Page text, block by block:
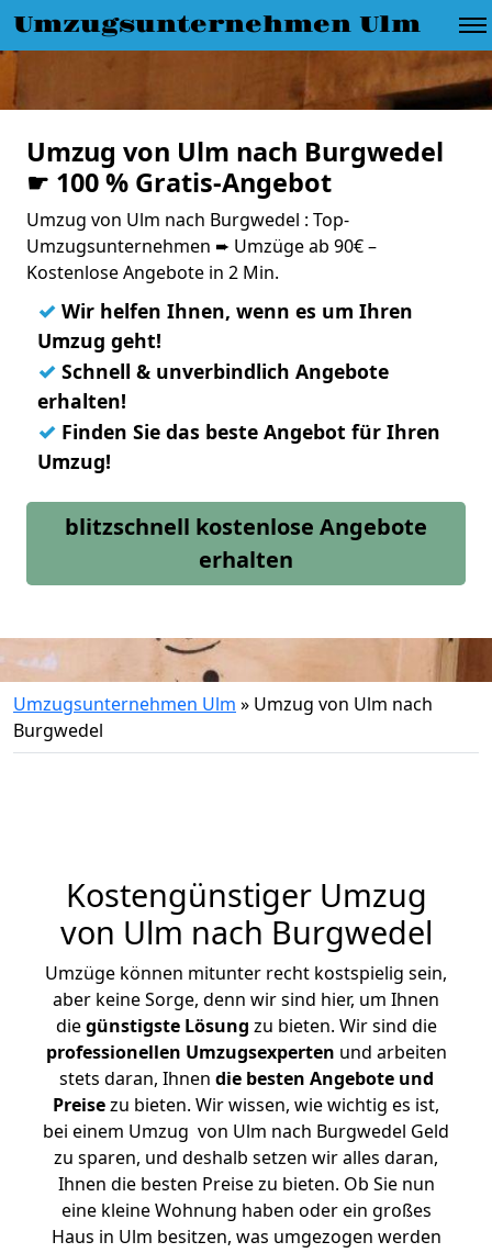
Umzugsunternehmen Ulm
Umzug von Ulm nach Burgwedel
☛ 100 % Gratis-Angebot
Umzug von Ulm nach Burgwedel : Top-
Umzugsunternehmen ➨ Umzüge ab 90€ –
Kostenlose Angebote in 2 Min.
✓ Wir helfen Ihnen, wenn es um Ihren
Umzug geht!
✓ Schnell & unverbindlich Angebote
erhalten!
✓ Finden Sie das beste Angebot für Ihren
Umzug!
blitzschnell kostenlose Angebote
erhalten
Umzugsunternehmen Ulm » Umzug von Ulm nach
Burgwedel
Kostengünstiger Umzug
von Ulm nach Burgwedel
Umzüge können mitunter recht kostspielig sein,
aber keine Sorge, denn wir sind hier, um Ihnen
diegünstigste Lösung zu bieten. Wir sind die
professionellen Umzugsexperten und arbeiten
stets daran, Ihnen die besten Angebote und
Preisezu bieten. Wir wissen, wie wichtig es ist,
bei einem Umzug von Ulm nach Burgwedel Geld
zu sparen, und deshalb setzen wir alles daran,
Ihnen die besten Preise zu bieten. Ob Sie nun
eine kleine Wohnung haben oder ein großes
Haus in Ulm besitzen, was umgezogen werden